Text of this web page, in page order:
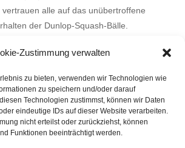
Zustimmung verwalten
zu bieten, verwenden wir Technologien wie
zu speichern und/oder darauf
Technologien zustimmst, können wir Daten
eindeutige IDs auf dieser Website verarbeiten.
nicht erteilst oder zurückziehst, können
Funktionen beeinträchtigt werden.
alle auf das unübertroffene
der Dunlop-Squash-Bälle.